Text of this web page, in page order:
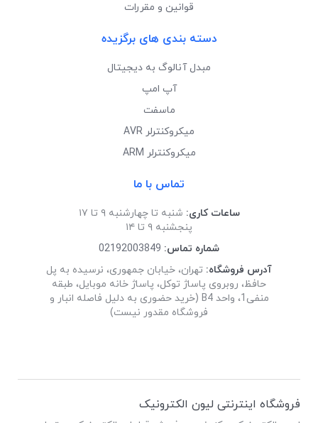
قوانین و مقررات
دسته بندی های برگزیده
مبدل آنالوگ به دیجیتال
آپ امپ
ماسفت
میکروکنترلر AVR
میکروکنترلر ARM
تماس با ما
ساعات کاری: شنبه تا چهارشنبه ۹ تا ۱۷
پنجشنبه ۹ تا ۱۴
شماره تماس: 02192003849
آدرس فروشگاه: تهران، خیابان جمهوری، نرسیده به پل
حافظ، روبروی پاساژ توکل، پاساژ خانه موبایل، طبقه
منفی1، واحد B4 (خرید حضوری به دلیل فاصله انبار و
فروشگاه مقدور نیست)
فروشگاه اینترنتی لیون الکترونیک